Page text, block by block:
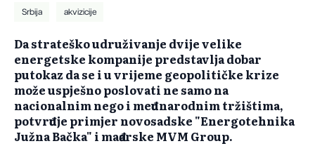
Srbija akvizicije
Da strateško udruživanje dvije velike
energetske kompanije predstavlja dobar
putokaz da se i u vrijeme geopolitičke krize
može uspješno poslovati ne samo na
nacionalnim nego i međunarodnim tržištima,
potvrđuje primjer novosadske "Energotehnika
Južna Bačka" i mađarske MVM Group.